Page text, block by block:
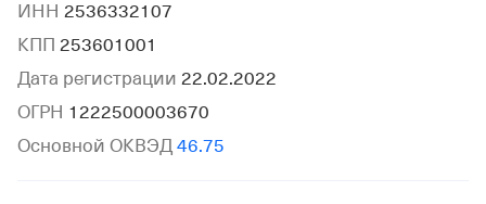
ИНН 2536332107
КПП 253601001
Дата регистрации 22.02.2022
ОГРН 1222500003670
Основной ОКВЭД 46.75